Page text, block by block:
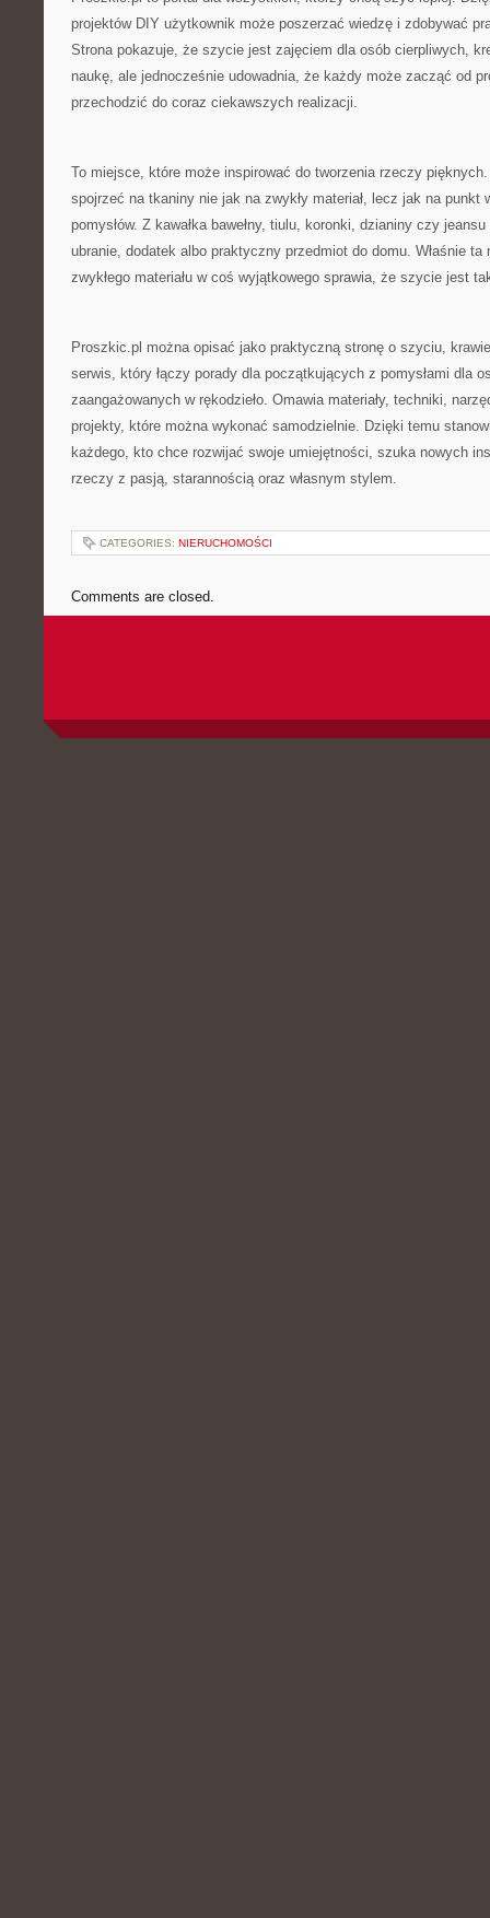
projektów DIY użytkownik może poszerzać wiedzę i zdobywać
Strona pokazuje, że szycie jest zajęciem dla osób cierpliwych,
naukę, ale jednocześnie udowadnia, że każdy może zacząć od
przechodzić do coraz ciekawszych realizacji.
To miejsce, które może inspirować do tworzenia rzeczy
spojrzeć na tkaniny nie jak na zwykły materiał, lecz jak na punkt
pomysłów. Z kawałka bawełny, tiulu, koronki, dzianiny czy
ubranie, dodatek albo praktyczny przedmiot do domu. Właśnie
zwykłego materiału w coś wyjątkowego sprawia, że szycie jest
Proszkic.pl można opisać jako praktyczną stronę o szyciu,
serwis, który łączy porady dla początkujących z pomysłami dla
zaangażowanych w rękodzieło. Omawia materiały, techniki,
projekty, które można wykonać samodzielnie. Dzięki temu
każdego, kto chce rozwijać swoje umiejętności, szuka nowych
rzeczy z pasją, starannością oraz własnym stylem.
CATEGORIES: NIERUCHOMOŚCI
Comments are closed.